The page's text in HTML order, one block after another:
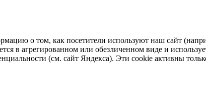
о том, как посетители используют наш сайт
в агрегированном или обезличенном виде и
(см. сайт Яндекса). Эти cookie активны